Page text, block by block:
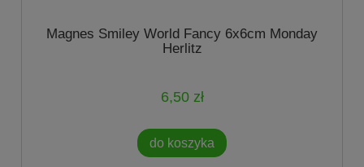
Magnes Smiley World Fancy 6x6cm Monday
Herlitz
6,50 zł
do koszyka